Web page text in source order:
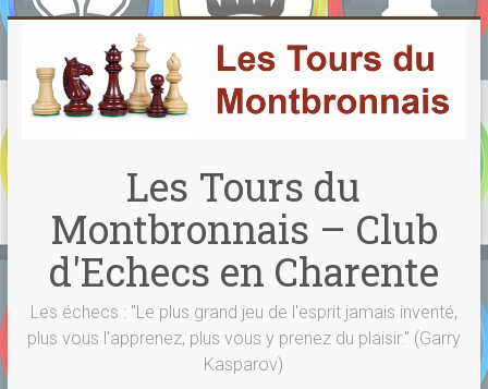
Skip
content
Les Tours du
Montbronnais – Club
d'Echecs en Charente
Les échecs : "Le plus grand jeu de l'esprit jamais inventé,
plus vous l'apprenez, plus vous y prenez du plaisir." (Garry
Kasparov)